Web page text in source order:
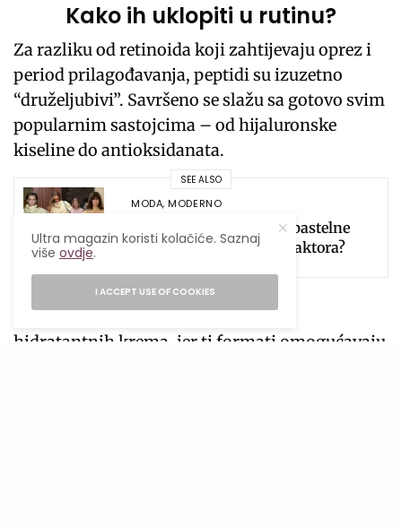
Kako ih uklopiti u rutinu?
Za razliku od retinoida koji zahtijevaju oprez i
period prilagođavanja, peptidi su izuzetno
“druželjubivi”. Savršeno se slažu sa gotovo svim
popularnim sastojcima – od hijaluronske
kiseline do antioksidanata.
SEE ALSO
MODA,MODERNO
Kako ove sezone nositi pastelne
tonove s dozom „cool“ faktora?
Najefikasniji su u obliku seruma ili
hidratantnih krema, jer ti formati omogućavaju
Ultra magazin koristi kolačiće. Saznaj
višeovdje.
I ACCEPT USE OF COOKIES